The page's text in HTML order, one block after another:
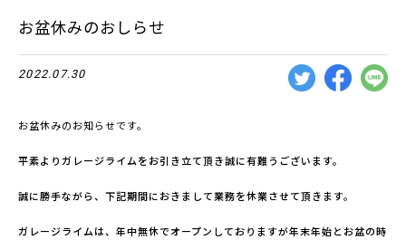
お盆休みのおしらせ
2022.07.30
お盆休みのお知らせです。
平素よりガレージライムをお引き立て頂き誠に有難うございます。
誠に勝手ながら、下記期間におきまして業務を休業させて頂きます。
ガレージライムは、年中無休でオープンしておりますが年末年始とお盆の時